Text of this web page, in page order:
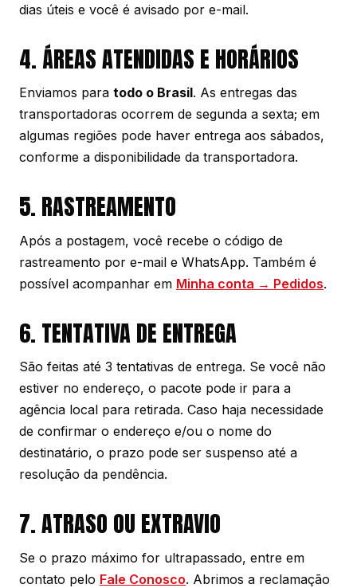
dias úteis e você é avisado por e-mail.
4. ÁREAS ATENDIDAS E HORÁRIOS
Enviamos para todo o Brasil. As entregas das
transportadoras ocorrem de segunda a sexta; em
algumas regiões pode haver entrega aos sábados,
conforme a disponibilidade da transportadora.
5. RASTREAMENTO
Após a postagem, você recebe o código de
rastreamento por e-mail e WhatsApp. Também é
possível acompanhar em Minha conta → Pedidos.
6. TENTATIVA DE ENTREGA
São feitas até 3 tentativas de entrega. Se você não
estiver no endereço, o pacote pode ir para a
agência local para retirada. Caso haja necessidade
de confirmar o endereço e/ou o nome do
destinatário, o prazo pode ser suspenso até a
resolução da pendência.
7. ATRASO OU EXTRAVIO
Se o prazo máximo for ultrapassado, entre em
contato pelo Fale Conosco. Abrimos a reclamação